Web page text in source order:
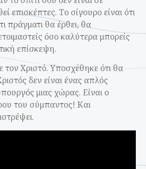
επισκέπτες. Το σίγουρο είναι ότι
πράγματι θα έρθει, θα
όσο καλύτερα μπορείς
επίσκεψη.
τον Χριστό. Υποσχέθηκε ότι θα
δεν είναι ένας απλός
μιας χώρας. Είναι ο
του σύμπαντος! Και